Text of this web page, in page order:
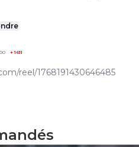
+1611
reel/1768191430646485